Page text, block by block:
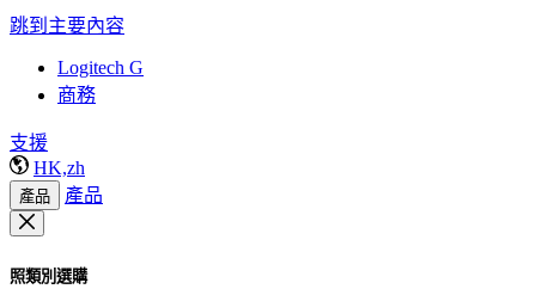
跳到主要內容
Logitech G
商務
支援
HK,zh
產品 產品
照類別選購